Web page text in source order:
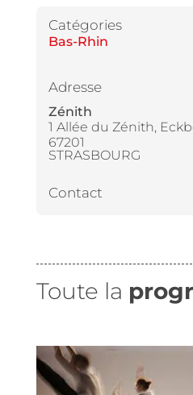
Catégories
Bas-Rhin
Adresse
Zénith
1 Allée du Zénith,
67201
STRASBOURG
Contact
Toute la